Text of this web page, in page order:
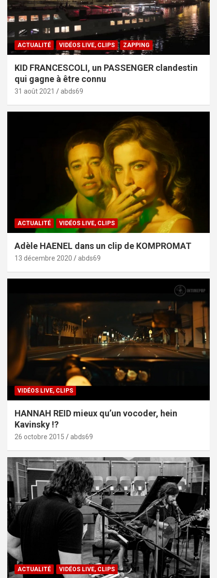
ACTUALITÉ VIDÉOS LIVE, CLIPS ZAPPING
KID FRANCESCOLI, un PASSENGER clandestin
qui gagne à être connu
31 août 2021 abds69
ACTUALITÉ VIDÉOS LIVE, CLIPS
Adèle HAENEL dans un clip de KOMPROMAT
13 décembre 2020 abds69
VIDÉOS LIVE, CLIPS
HANNAH REID mieux qu’un vocoder, hein
Kavinsky !?
26 octobre 2015 abds69
ACTUALITÉ VIDÉOS LIVE, CLIPS